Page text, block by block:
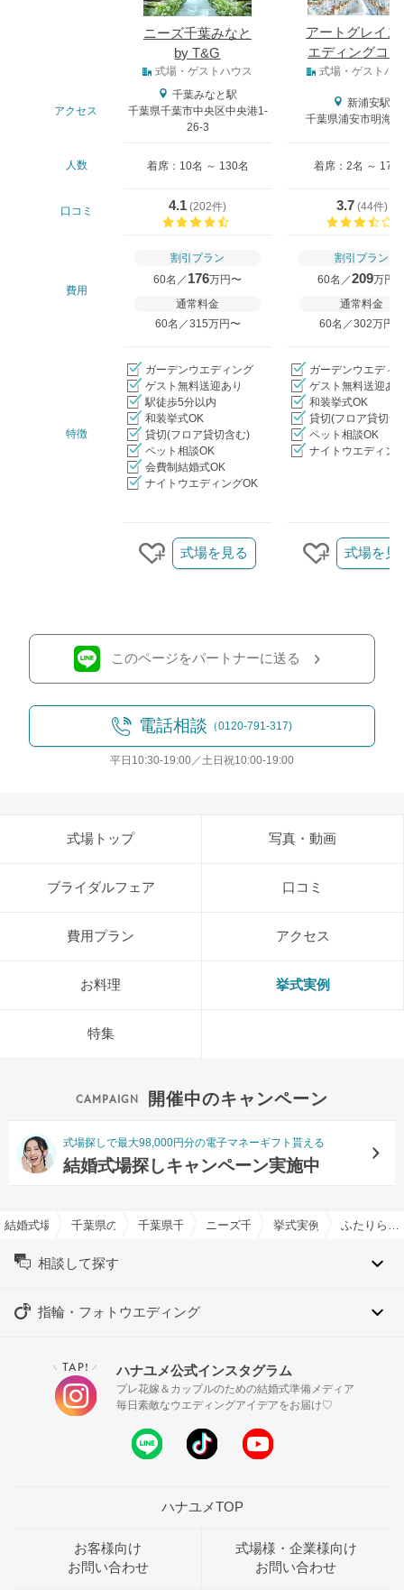
ニーズ千葉みなと
by T&G
アートグレイス
エディングコ
ト
式場・ゲストハウス 式場・ゲストハ
アクセス
千葉みなと駅
千葉県千葉市中央区中央港1-
26-3
新浦安駅
千葉県浦安市明海
人数 着席：10名 ～ 130名 着席：2名 ～ 170
口コミ 4.1 (202件)
3.7(44件)
費用
割引プラン
60名／ 176万円〜
通常料金
60名／315万円〜
割引プラン
60名／209万円
通常料金
60名／302万円〜
特徴
ガーデンウエディング
ゲスト無料送迎あり
駅徒歩5分以内
和装挙式OK
貸切(フロア貸切含む)
ペット相談OK
会費制結婚式OK
ナイトウエディングOK
ガーデンウエディ
ゲスト無料送迎あ
和装挙式OK
貸切(フロア貸切含
ペット相談OK
ナイトウエディン
クリップする
式場を見る
クリップす
式場を見
このページをパートナーに送る
電話相談 （0120-791-317)
平日10:30-19:00／土日祝10:00-19:00
式場トップ 写真・動画
ブライダルフェア 口コミ
費用プラン アクセス
お料理 挙式実例
特集
開催中のキャンペーン
式場探しで最大98,000円分の電子マネーギフト貰える
結婚式場探しキャンペーン実施中
結婚式場を探すならハナユメ
千葉県の結婚式場一覧千葉県千葉市の結婚式場一覧
ニーズ千葉みなと by T&G
挙式実例 ふたりらしさ満載のウェディングパーティ
相談して探す
指輪・フォトウエディング
＼ TAP! ／ ハナユメ公式インスタグラム
プレ花嫁＆カップルのための結婚式準備メディア
毎日素敵なウエディングアイデアをお届け♡
ハナユメTOP
お客様向け
お問い合わせ
式場様・企業様向け
お問い合わせ